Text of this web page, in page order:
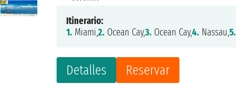
Detalles Reservar
Itinerario:
1. Miami,2. Ocean Cay,3. Ocean Cay,4. Nassau,5.